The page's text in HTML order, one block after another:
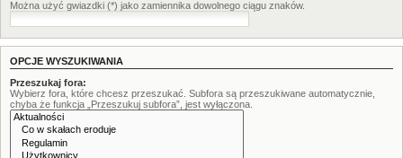
Można użyć gwiazdki (*) jako zamiennika dowolnego ciągu znaków.
OPCJE WYSZUKIWANIA
Przeszukaj fora:
Wybierz fora, które chcesz przeszukać. Subfora są przeszukiwane automatycznie,
chyba że funkcja „Przeszukuj subfora”, jest wyłączona.